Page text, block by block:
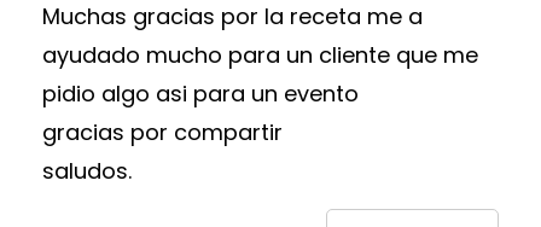
Muchas gracias por la receta me a
ayudado mucho para un cliente que me
pidio algo asi para un evento
gracias por compartir
saludos.